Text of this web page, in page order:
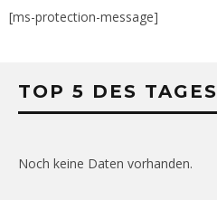
[ms-protection-message]
TOP 5 DES TAGES
Noch keine Daten vorhanden.